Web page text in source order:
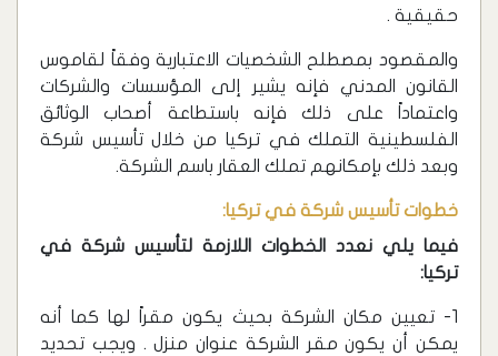
حقيقية .
والمقصود بمصطلح الشخصيات الاعتبارية وفقاً لقاموس
القانون المدني فإنه يشير إلى المؤسسات والشركات
واعتماداً على ذلك فإنه باستطاعة أصحاب الوثائق
الفلسطينية التملك في تركيا من خلال تأسيس شركة
وبعد ذلك بإمكانهم تملك العقار باسم الشركة.
خطوات تأسيس شركة في تركيا:
فيما يلي نعدد الخطوات اللازمة لتأسيس شركة في
تركيا:
1- تعيين مكان الشركة بحيث يكون مقراً لها كما أنه
يمكن أن يكون مقر الشركة عنوان منزل . ويجب تحديد